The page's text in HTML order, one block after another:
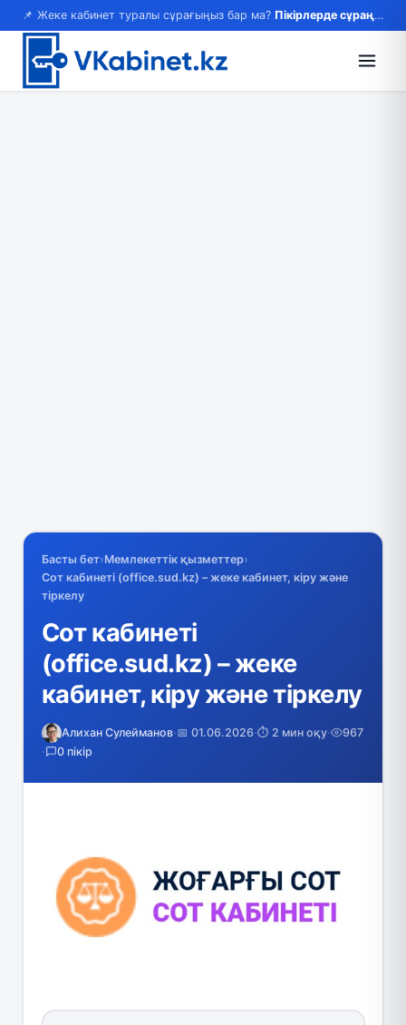
📌 Жеке кабинет туралы сұрағыңыз бар ма? Пікірлерде сұраңыз — жауап береміз!
Басты бет›Мемлекеттік қызметтер›
Сот кабинеті (office.sud.kz) – жеке кабинет, кіру және
тіркелу
Сот кабинеті
(office.sud.kz) – жеке
кабинет, кіру және тіркелу
Алихан Сулейманов·📅 01.06.2026·⏱️ 2 мин оқу·
967
·
0 пікір